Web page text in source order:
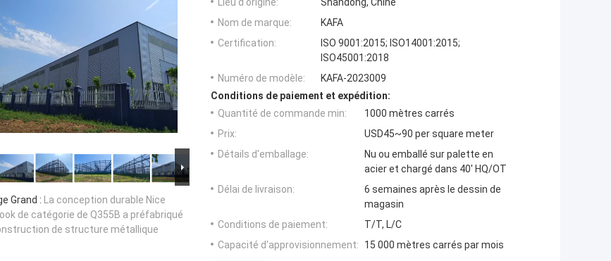
Grand : La conception durable Nice
de catégorie de Q355B a préfabriqué
de structure métallique
Lieu d'origine:
Shandong, Chine
Nom de marque:
KAFA
Certification:
ISO 9001:2015; ISO14001:2015;
ISO45001:2018
Numéro de modèle:
KAFA-2023009
Conditions de paiement et expédition:
Quantité de commande min:
1000 mètres carrés
Prix:
USD45~90 per square meter
Détails d'emballage:
Nu ou emballé sur palette en
acier et chargé dans 40' HQ/OT
Délai de livraison:
6 semaines après le dessin de
magasin
Conditions de paiement:
T/T, L/C
Capacité d'approvisionnement:
15 000 mètres carrés par mois